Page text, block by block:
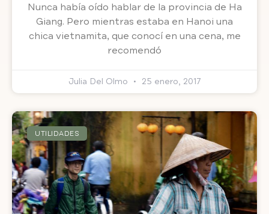
Nunca había oído hablar de la provincia de Ha
Giang. Pero mientras estaba en Hanoi una
chica vietnamita, que conocí en una cena, me
recomendó
Julia Del Olmo 25 enero, 2017
UTILIDADES